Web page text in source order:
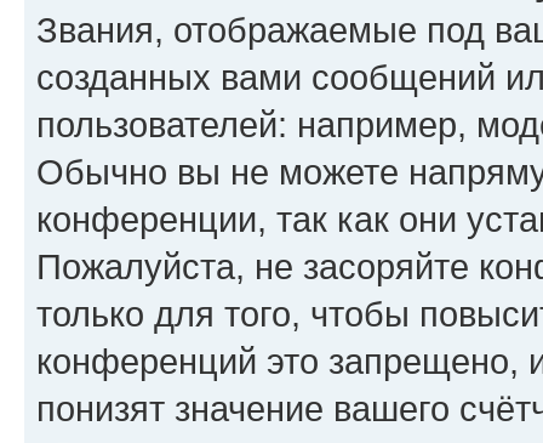
Звания, отображаемые под
созданных вами сообщений
пользователей: например,
Обычно вы не можете
конференции, так как они
Пожалуйста, не засоряйте
только для того, чтобы
конференций это запрещено,
понизят значение вашего